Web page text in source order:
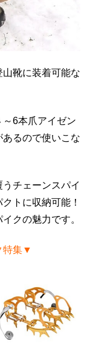
靴に装着可能な
6本爪アイゼン
るので使いこな
チェーンスパイ
トに収納可能！
クの魅力です。
特集▼